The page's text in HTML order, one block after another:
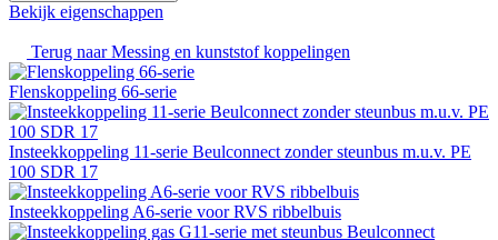
Bekijk eigenschappen
Terug naarMessing en kunststof koppelingen
Flenskoppeling 66-serie
Insteekkoppeling 11-serie Beulconnect zonder steunbus m.u.v. PE
100 SDR 17
Insteekkoppeling A6-serie voor RVS ribbelbuis